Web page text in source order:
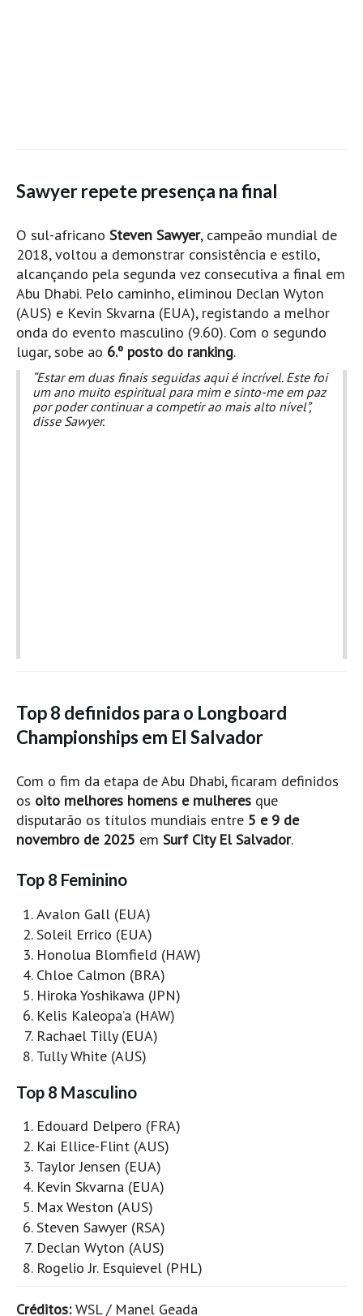
Sawyer repete presença na final
O sul-africano Steven Sawyer, campeão mundial de
2018, voltou a demonstrar consistência e estilo,
alcançando pela segunda vez consecutiva a final em
Abu Dhabi. Pelo caminho, eliminou Declan Wyton
(AUS) e Kevin Skvarna (EUA), registando a melhor
onda do evento masculino (9.60). Com o segundo
lugar, sobe ao 6.º posto do ranking.
“Estar em duas finais seguidas aqui é incrível. Este foi
um ano muito espiritual para mim e sinto-me em paz
por poder continuar a competir ao mais alto nível”,
disse Sawyer.
Top 8 definidos para o Longboard
Championships em El Salvador
Com o fim da etapa de Abu Dhabi, ficaram definidos
os oito melhores homens e mulheres que
disputarão os títulos mundiais entre 5 e 9 de
novembro de 2025 em Surf City El Salvador.
Top 8 Feminino
Avalon Gall (EUA)
Soleil Errico (EUA)
Honolua Blomfield (HAW)
Chloe Calmon (BRA)
Hiroka Yoshikawa (JPN)
Kelis Kaleopa’a (HAW)
Rachael Tilly (EUA)
Tully White (AUS)
Top 8 Masculino
Edouard Delpero (FRA)
Kai Ellice-Flint (AUS)
Taylor Jensen (EUA)
Kevin Skvarna (EUA)
Max Weston (AUS)
Steven Sawyer (RSA)
Declan Wyton (AUS)
Rogelio Jr. Esquievel (PHL)
Créditos:WSL / Manel Geada